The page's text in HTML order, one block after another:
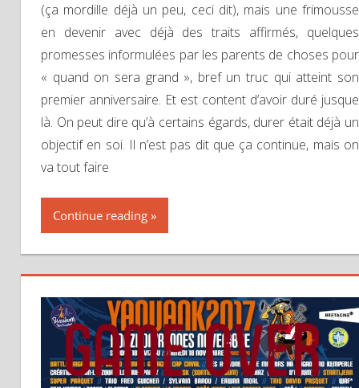
(ça mordille déjà un peu, ceci dit), mais une frimousse
en devenir avec déjà des traits affirmés, quelques
promesses informulées par les parents de choses pour
« quand on sera grand », bref un truc qui atteint son
premier anniversaire. Et est content d’avoir duré jusque
là. On peut dire qu’à certains égards, durer était déjà un
objectif en soi. Il n’est pas dit que ça continue, mais on
va tout faire
Continue reading